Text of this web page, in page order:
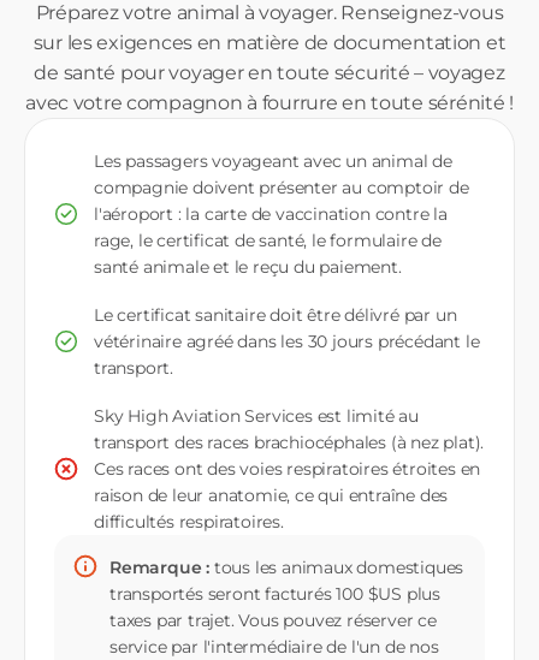
Préparez votre animal à voyager. Renseignez-vous
sur les exigences en matière de documentation et
de santé pour voyager en toute sécurité – voyagez
avec votre compagnon à fourrure en toute sérénité !
Les passagers voyageant avec un animal de
compagnie doivent présenter au comptoir de
l'aéroport : la carte de vaccination contre la
rage, le certificat de santé, le formulaire de
santé animale et le reçu du paiement.
Le certificat sanitaire doit être délivré par un
vétérinaire agréé dans les 30 jours précédant le
transport.
Sky High Aviation Services est limité au
transport des races brachiocéphales (à nez plat).
Ces races ont des voies respiratoires étroites en
raison de leur anatomie, ce qui entraîne des
difficultés respiratoires.
Remarque : tous les animaux domestiques
transportés seront facturés 100 $US plus
taxes par trajet. Vous pouvez réserver ce
service par l'intermédiaire de l'un de nos